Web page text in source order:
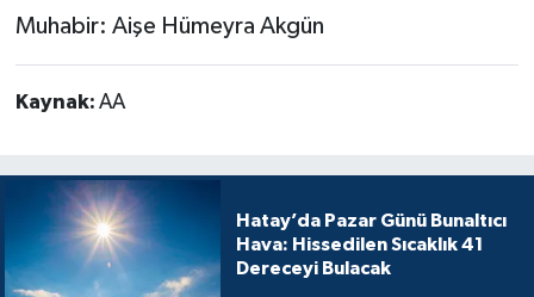
Muhabir: Aişe Hümeyra Akgün
Kaynak: AA
Hatay’da Pazar Günü Bunaltıcı
Hava: Hissedilen Sıcaklık 41
Dereceyi Bulacak